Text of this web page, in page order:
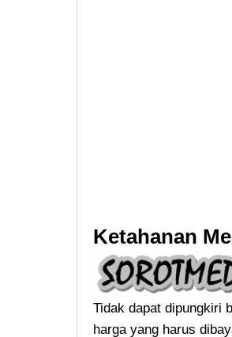
Ketahanan
Tidak dapat dipungkiri
harga yang harus